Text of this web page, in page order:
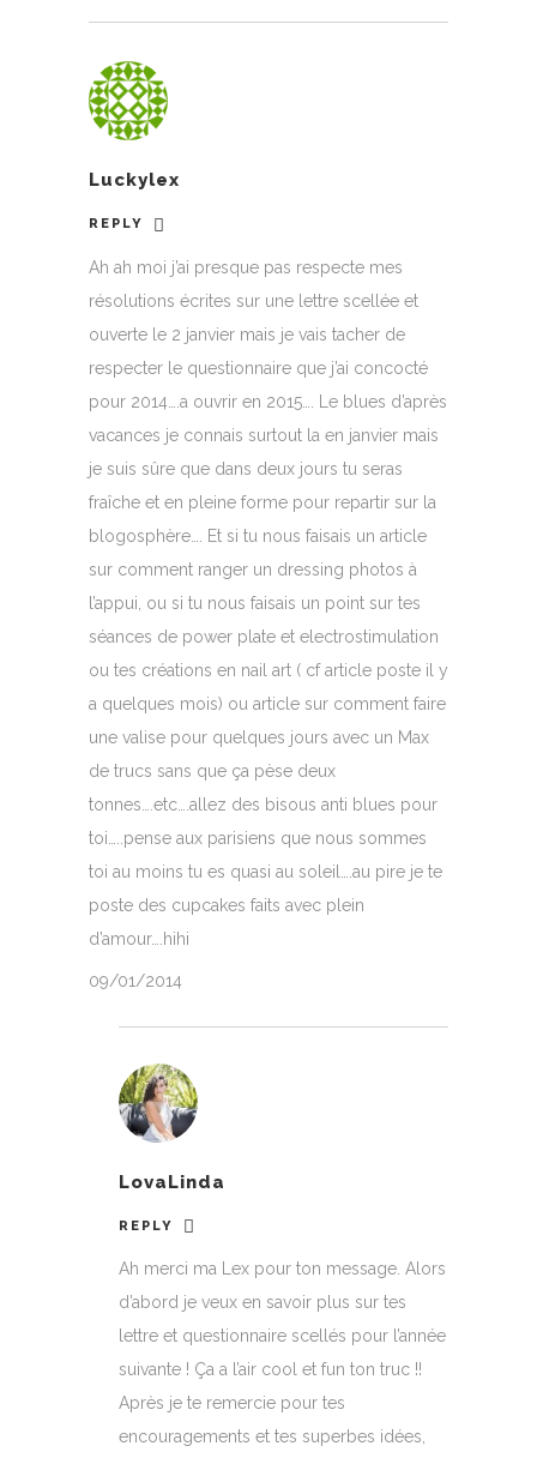
Luckylex
REPLY
Ah ah moi j’ai presque pas respecte mes
résolutions écrites sur une lettre scellée et
ouverte le 2 janvier mais je vais tacher de
respecter le questionnaire que j’ai concocté
pour 2014….a ouvrir en 2015…. Le blues d’après
vacances je connais surtout la en janvier mais
je suis sûre que dans deux jours tu seras
fraîche et en pleine forme pour repartir sur la
blogosphère…. Et si tu nous faisais un article
sur comment ranger un dressing photos à
l’appui, ou si tu nous faisais un point sur tes
séances de power plate et electrostimulation
ou tes créations en nail art ( cf article poste il y
a quelques mois) ou article sur comment faire
une valise pour quelques jours avec un Max
de trucs sans que ça pèse deux
tonnes….etc….allez des bisous anti blues pour
toi…..pense aux parisiens que nous sommes
toi au moins tu es quasi au soleil….au pire je te
poste des cupcakes faits avec plein
d’amour….hihi
09/01/2014
LovaLinda
REPLY
Ah merci ma Lex pour ton message. Alors
d’abord je veux en savoir plus sur tes
lettre et questionnaire scellés pour l’année
suivante ! Ça a l’air cool et fun ton truc !!
Après je te remercie pour tes
encouragements et tes superbes idées,